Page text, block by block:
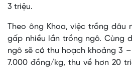
3 triệu.
Theo ông Khoa, việc trồng dâu
gấp nhiều lần trồng ngô. Cùng
ngô sẽ có thu hoạch khoảng 3
7.000 đồng/kg, thu về hơn 20